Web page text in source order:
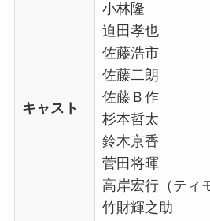
キャスト
小林隆
迫田孝也
佐藤浩市
佐藤二朗
佐藤Ｂ作
杉本哲太
鈴木京香
菅田将暉
高岸宏行（ティ
竹財輝之助